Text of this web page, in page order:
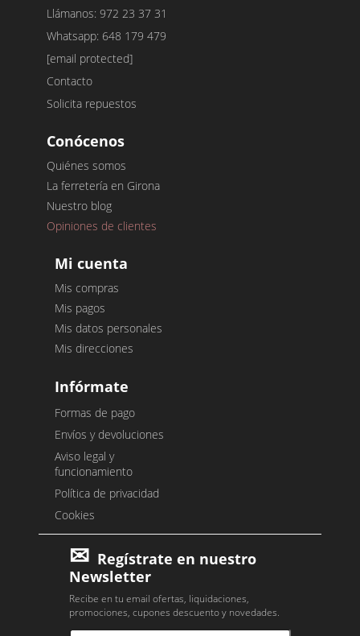
Llámanos: 972 23 37 31
Whatsapp: 648 179 479
[email protected]
Contacto
Solicita repuestos
Conócenos
Quiénes somos
La ferretería en Girona
Nuestro blog
Opiniones de clientes
Mi cuenta
Mis compras
Mis pagos
Mis datos personales
Mis direcciones
Infórmate
Formas de pago
Envíos y devoluciones
Aviso legal y
funcionamiento
Política de privacidad
Cookies
Regístrate en nuestro
Newsletter
Recibe en tu email ofertas, liquidaciones,
promociones, cupones descuento y novedades.